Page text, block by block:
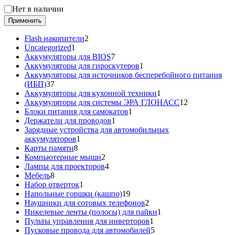
Статус
Нет в наличии
Применить
Flash накопители2
Uncategorized1
товар
Аккумуляторы для BIOS77
товаров
Аккумуляторы для гироскутеров1
товар
Аккумуляторы для источников бесперебойного питания
(ИБП)3737
товаров
Аккумуляторы для кухонной техники1
товар
Аккумуляторы для системы ЭРА ГЛОНАСС12
Блоки питания для самокатов1
Держатели для проводов1
товар
Зарядные устройства для автомобильных
аккумуляторов1
Карты памяти88
товаров
Компьютерные мыши2
товара
Лампы для проекторов44
Мебель88
товаров
Набор отверток1
товар
Напольные горшки (кашпо)1919
товаров
Наушники для сотовых телефонов2
товара
Никелевые ленты (полосы) для пайки1
Пульты управления для инверторов1
товар
Пусковые провода для автомобилей55